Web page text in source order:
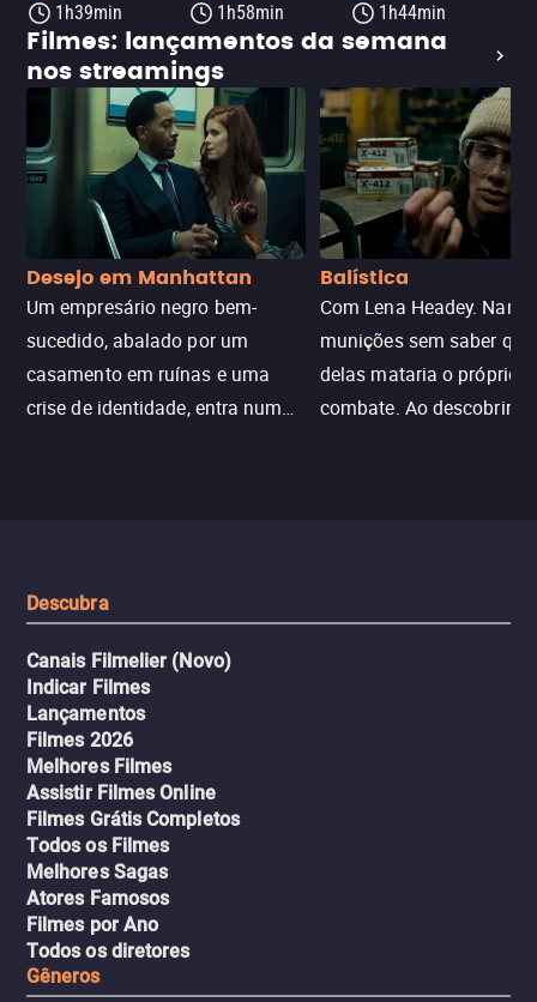
1h39min
1h58min
1h44min
Filmes: lançamentos da semana
nos streamings
Desejo em Manhattan
Um empresário negro bem-
sucedido, abalado por um
casamento em ruínas e uma
crise de identidade, entra num
Balística
Com Lena Headey.
munições sem saber
delas mataria o próprio
combate. Ao descobrir a
Descubra
Canais Filmelier (Novo)
Indicar Filmes
Lançamentos
Filmes 2026
Melhores Filmes
Assistir Filmes Online
Filmes Grátis Completos
Todos os Filmes
Melhores Sagas
Atores Famosos
Filmes por Ano
Todos os diretores
Gêneros